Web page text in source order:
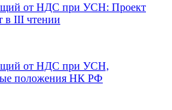
от НДС при УСН: Проект
в III чтении
от НДС при УСН,
положения НК РФ